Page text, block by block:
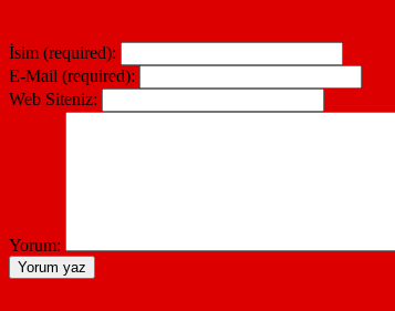
İsim (required):
E-Mail (required):
Web Siteniz:
Yorum: